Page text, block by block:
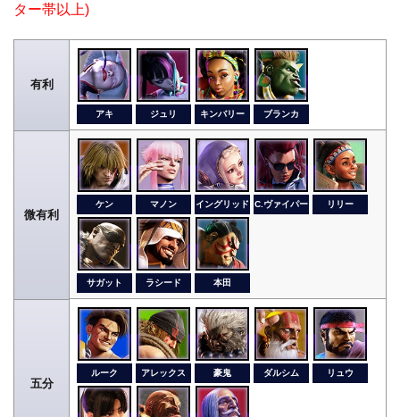
ター帯以上)
有利
アキ ジュリ キンバリー ブランカ
微有利
ケン マノン イングリッド C.ヴァイパー リリー
サガット ラシード 本田
五分
ルーク アレックス 豪鬼 ダルシム リュウ